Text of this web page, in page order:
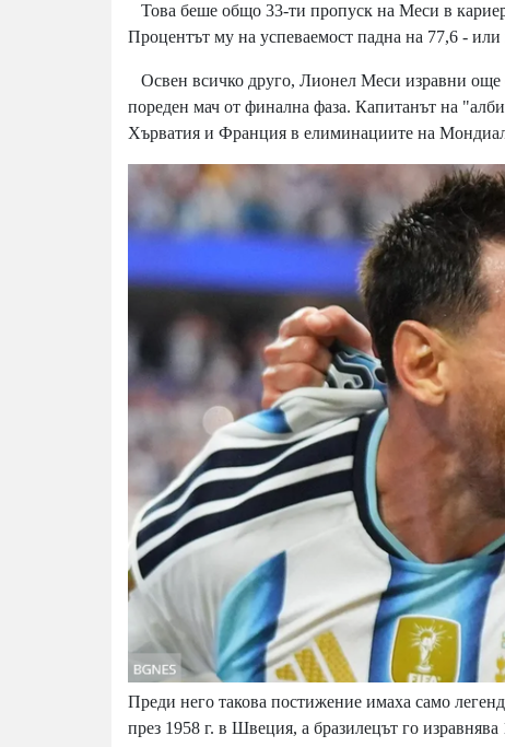
Това беше общо 33-ти пропуск на Меси в
Процентът му на успеваемост падна на 77,6 - или
Освен всичко друго, Лионел Меси изравни още
пореден мач от финална фаза. Капитанът на
Хърватия и Франция в елиминациите на
Преди него такова постижение имаха само
през 1958 г. в Швеция, а бразилецът го